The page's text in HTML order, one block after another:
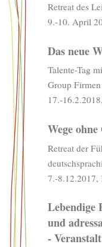
Retreat des
9.-10. April
Das neue
Talente-Tag
Group
17.-
Wege
Retreat der
7.-8.12.2017,
Lebendige
und
-